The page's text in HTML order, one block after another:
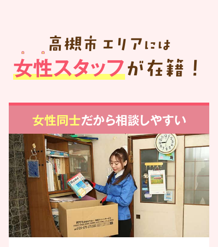
高槻市 エリア には
女性スタッフが在籍！
女性同士だから相談しやすい